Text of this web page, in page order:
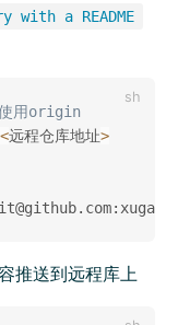
a README
使用origin
<远程仓库地址>
推送到远程库上